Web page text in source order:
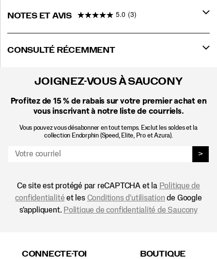
NOTES ET AVIS 5.0 (3)
CONSULTÉ RÉCEMMENT
JOIGNEZ-VOUS À SAUCONY
Profitez de 15 % de rabais sur votre premier achat en
vous inscrivant à notre liste de courriels.
Vous pouvez vous désabonner en tout temps. Exclut les soldes et la
collection Endorphin (Speed, Elite, Pro et Azura).
>
Ce site est protégé par reCAPTCHA et la Politique de
confidentialité et les Conditions d'utilisation de Google
s'appliquent. Politique de confidentialité de Saucony
CONNECTE-TOI
BOUTIQUE